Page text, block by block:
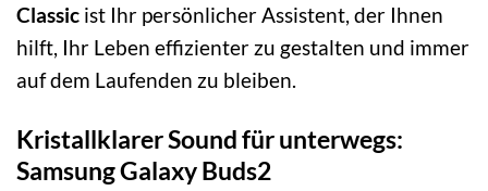
Classic ist Ihr persönlicher Assistent, der Ihnen
hilft, Ihr Leben effizienter zu gestalten und immer
auf dem Laufenden zu bleiben.
Kristallklarer Sound für unterwegs:
Samsung Galaxy Buds2